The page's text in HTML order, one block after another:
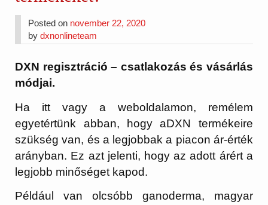
Posted on november 22, 2020
bydxnonlineteam
DXN regisztráció – csatlakozás és vásárlás
módjai.
Ha itt vagy a weboldalamon, remélem
egyetértünk abban, hogy aDXN termékeire
szükség van, és a legjobbak a piacon ár-érték
arányban. Ez azt jelenti, hogy az adott árért a
legjobb minőséget kapod.
Például van olcsóbb ganoderma, magyar